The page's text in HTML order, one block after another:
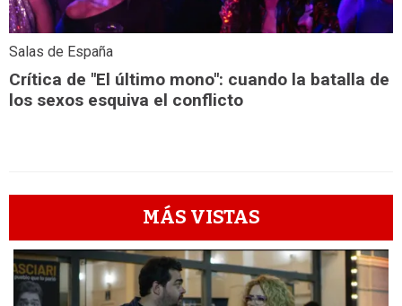
Salas de España
Crítica de "El último mono": cuando la batalla de
los sexos esquiva el conflicto
MÁS VISTAS
1